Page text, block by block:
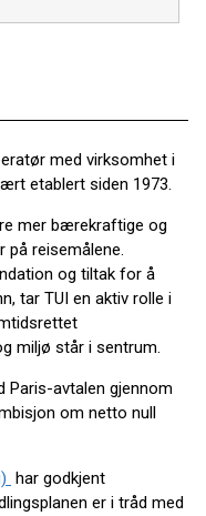
med virksomhet i
etablert siden 1973.
mer bærekraftige og
på reisemålene.
og tiltak for å
tar TUI en aktiv rolle i
miljø står i sentrum.
Paris-avtalen gjennom
om netto null
har godkjent
er i tråd med